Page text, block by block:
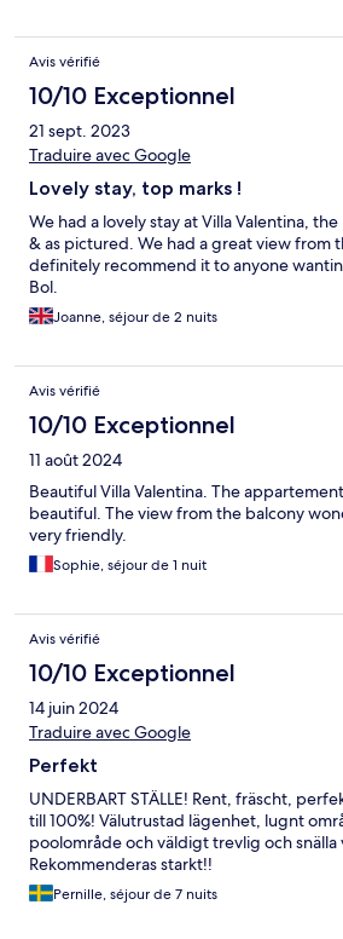
Avis vérifié
10/10 Exceptionnel
21 sept. 2023
Traduire avec Google
Lovely stay, top marks !
We had a lovely stay at Villa Valentina,
& as pictured. We had a great view from
definitely recommend it to anyone
Bol.
Joanne, séjour de 2 nuits
Avis vérifié
10/10 Exceptionnel
11 août 2024
Beautiful Villa Valentina. The
beautiful. The view from the balcony
very friendly.
Sophie, séjour de 1 nuit
Avis vérifié
10/10 Exceptionnel
14 juin 2024
Traduire avec Google
Perfekt
UNDERBART STÄLLE! Rent, fräscht,
till 100%! Välutrustad lägenhet, lugnt
poolområde och väldigt trevlig och snälla
Rekommenderas starkt!!
Pernille, séjour de 7 nuits